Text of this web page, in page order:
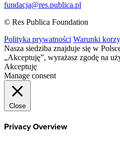
fundacja@res.publica.pl
© Res Publica Foundation
Polityka prywatności Warunki
Nasza siedziba znajduje się w
„Akceptuję”, wyrażasz zgodę na
Akceptuję
Manage consent
Close
Privacy Overview